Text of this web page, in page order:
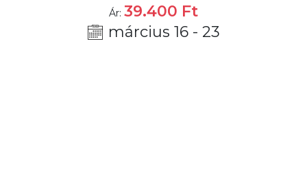
Ár: 39.400 Ft
március 16 - 23